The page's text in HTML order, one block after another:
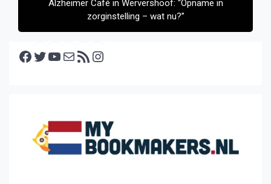
Alzheimer Café in Wervershoof: “Opname in
zorginstelling – wat nu?”
Facebook Twitter YouTube E-mail RSS feed